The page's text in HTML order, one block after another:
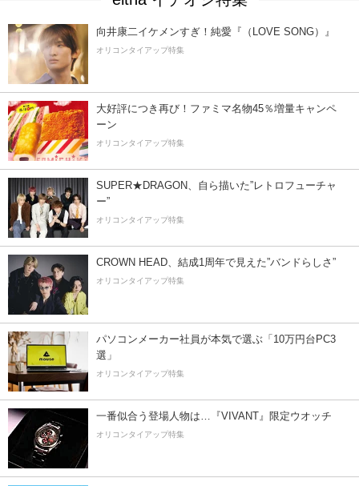
向井康二イケメンすぎ！純愛『（LOVE SONG）』
オリコンタイアップ特集
大好評につき再び！ファミマ名物45％増量キャンペ
ーン
オリコンタイアップ特集
SUPER★DRAGON、自ら描いた”レトロフューチャ
ー”
オリコンタイアップ特集
CROWN HEAD、結成1周年で見えた”バンドらしさ”
オリコンタイアップ特集
パソコンメーカー社員が本気で選ぶ「10万円台PC3
選」
オリコンタイアップ特集
一番似合う登場人物は…『VIVANT』限定ウオッチ
オリコンタイアップ特集